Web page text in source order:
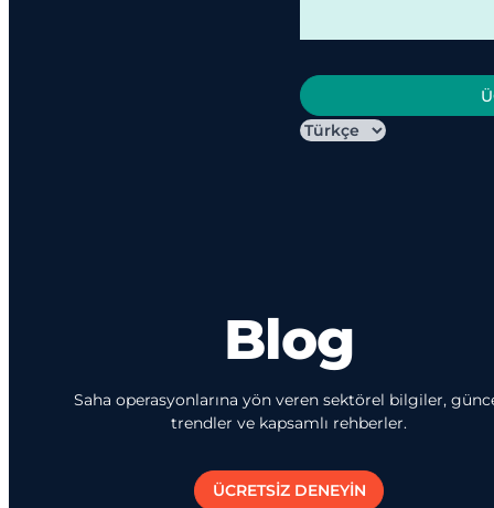
Blog
Saha operasyonlarına yön veren sektörel bilgiler,
trendler ve kapsamlı rehberler.
ÜCRETSİZ DENEYİN